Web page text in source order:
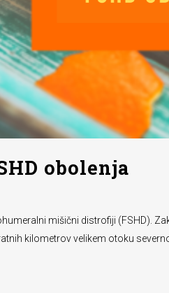
obolenja
mišični distrofiji (FSHD).
kilometrov velikem otoku